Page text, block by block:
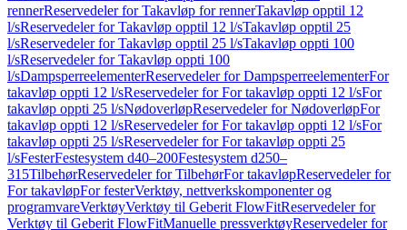
rennerReservedeler for Takavløp for rennerTakavløp opptil 12
l/sReservedeler for Takavløp opptil 12 l/sTakavløp opptil 25
l/sReservedeler for Takavløp opptil 25 l/sTakavløp oppti 100
l/sReservedeler for Takavløp oppti 100
l/sDampsperreelementerReservedeler for DampsperreelementerFor
takavløp oppti 12 l/sReservedeler for For takavløp oppti 12 l/sFor
takavløp oppti 25 l/sNødoverløpReservedeler for NødoverløpFor
takavløp oppti 12 l/sReservedeler for For takavløp oppti 12 l/sFor
takavløp oppti 25 l/sReservedeler for For takavløp oppti 25
l/sFesterFestesystem d40–200Festesystem d250–
315TilbehørReservedeler for TilbehørFor takavløpReservedeler for
For takavløpFor festerVerktøy, nettverkskomponenter og
programvareVerktøyVerktøy til Geberit FlowFitReservedeler for
Verktøy til Geberit FlowFitManuelle pressverktøyReservedeler for